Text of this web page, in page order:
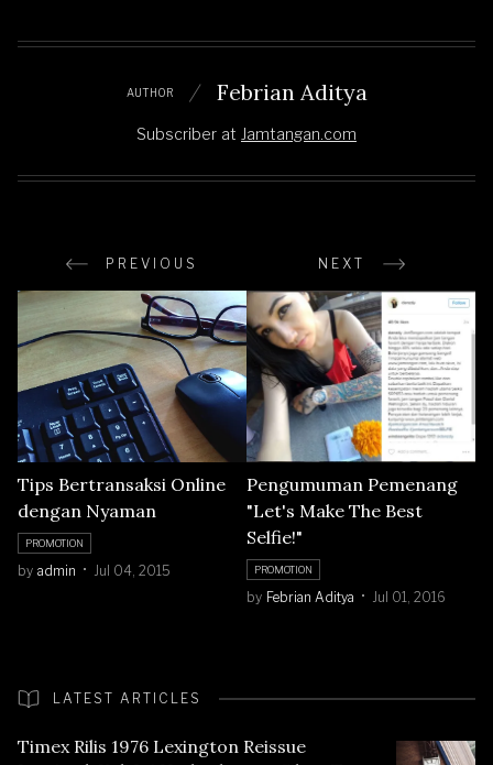
AUTHOR Febrian Aditya
Subscriber at Jamtangan.com
PREVIOUS NEXT
Tips Bertransaksi Online
dengan Nyaman
PROMOTION
by admin Jul 04, 2015
Pengumuman Pemenang
"Let's Make The Best
Selfie!"
PROMOTION
by Febrian Aditya Jul 01, 2016
LATEST ARTICLES
Timex Rilis 1976 Lexington Reissue